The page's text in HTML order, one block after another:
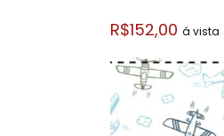
R$152,00 á vista